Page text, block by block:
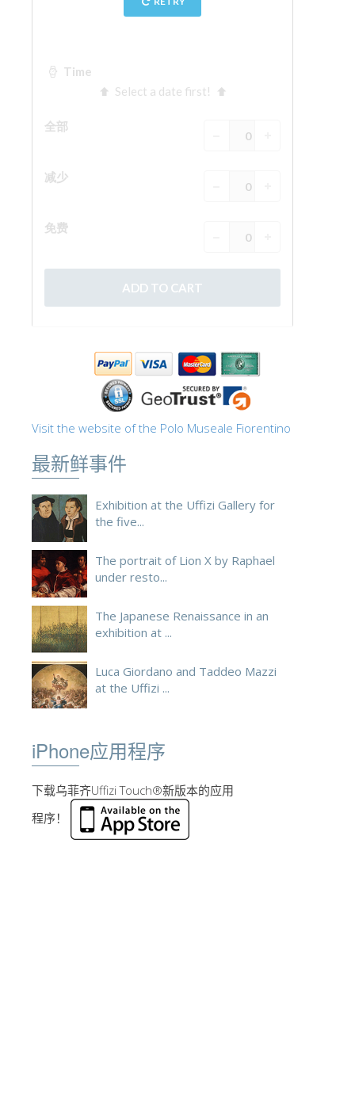
Visit the website of the Polo Museale Fiorentino
最新鲜事件
Exhibition at the Uffizi Gallery for
the five...
The portrait of Lion X by Raphael
under resto...
The Japanese Renaissance in an
exhibition at ...
Luca Giordano and Taddeo Mazzi
at the Uffizi ...
iPhone应用程序
下载乌菲齐Uffizi Touch®新版本的应用
程序！